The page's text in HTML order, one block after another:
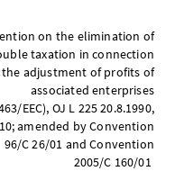
on the elimination of
taxation in connection
adjustment of profits of
associated enterprises
EEC), OJ L 225 20.8.1990,
amended by Convention
96/C 26/01 and Convention
2005/C 160/01